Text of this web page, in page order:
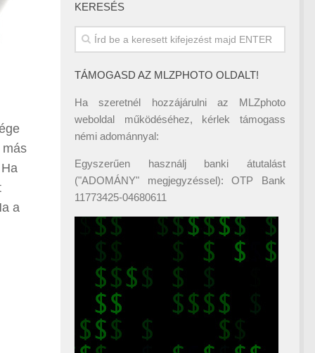
más
a
KERESÉS
TÁMOGASD AZ MLZPHOTO OLDALT!
Ha szeretnél hozzájárulni az MLZphoto
weboldal működéséhez, kérlek támogass
némi adománnyal:
Egyszerűen használj banki átutalást
("ADOMÁNY" megjegyzéssel): OTP Bank
11773425-04680611